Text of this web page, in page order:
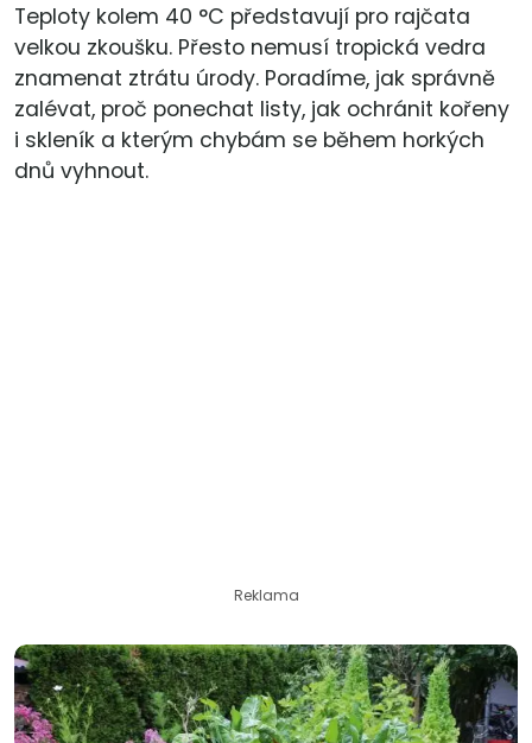
Teploty kolem 40 °C představují pro rajčata
velkou zkoušku. Přesto nemusí tropická vedra
znamenat ztrátu úrody. Poradíme, jak správně
zalévat, proč ponechat listy, jak ochránit kořeny
i skleník a kterým chybám se během horkých
dnů vyhnout.
Reklama